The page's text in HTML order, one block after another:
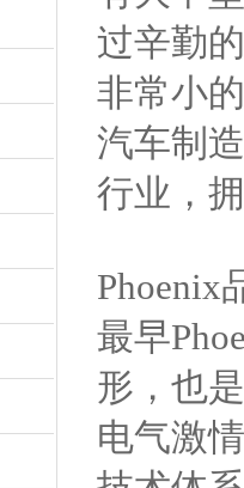
过辛勤
非常小
汽车制
行业，
Phoenix
最早
形，也
电气激